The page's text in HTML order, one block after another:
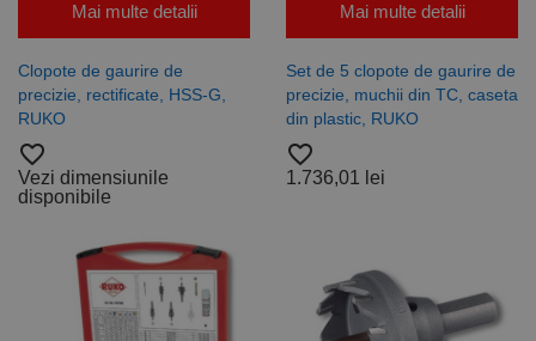
Mai multe detalii
Clopote de gaurire de
precizie, rectificate, HSS-G,
RUKO
favorite_border
Vezi dimensiunile
disponibile
Mai multe detalii
Set de 5 clopote de gaurire de
precizie, muchii din TC, caseta
din plastic, RUKO
favorite_border
1.736,01 lei